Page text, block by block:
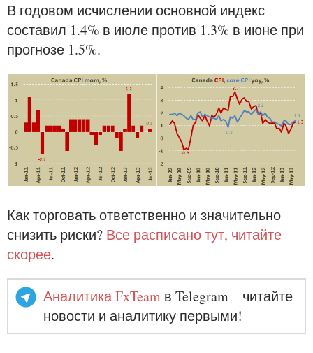
В годовом исчислении основной индекс
составил 1.4% в июле против 1.3% в июне при
прогнозе 1.5%.
Как торговать ответственно и значительно
снизить риски? Все расписано тут, читайте
скорее.
Аналитика FxTeam в Telegram – читайте
новости и аналитику первыми!